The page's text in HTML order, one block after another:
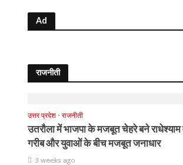
Ad
राजनीती
उत्तर प्रदेश • राजनीती
उतरौला में भाजपा के मजबूत चेहरे बने राधेश्याम
गरीब और युवाओं के बीच मजबूत जनाधार
3 weeks ago